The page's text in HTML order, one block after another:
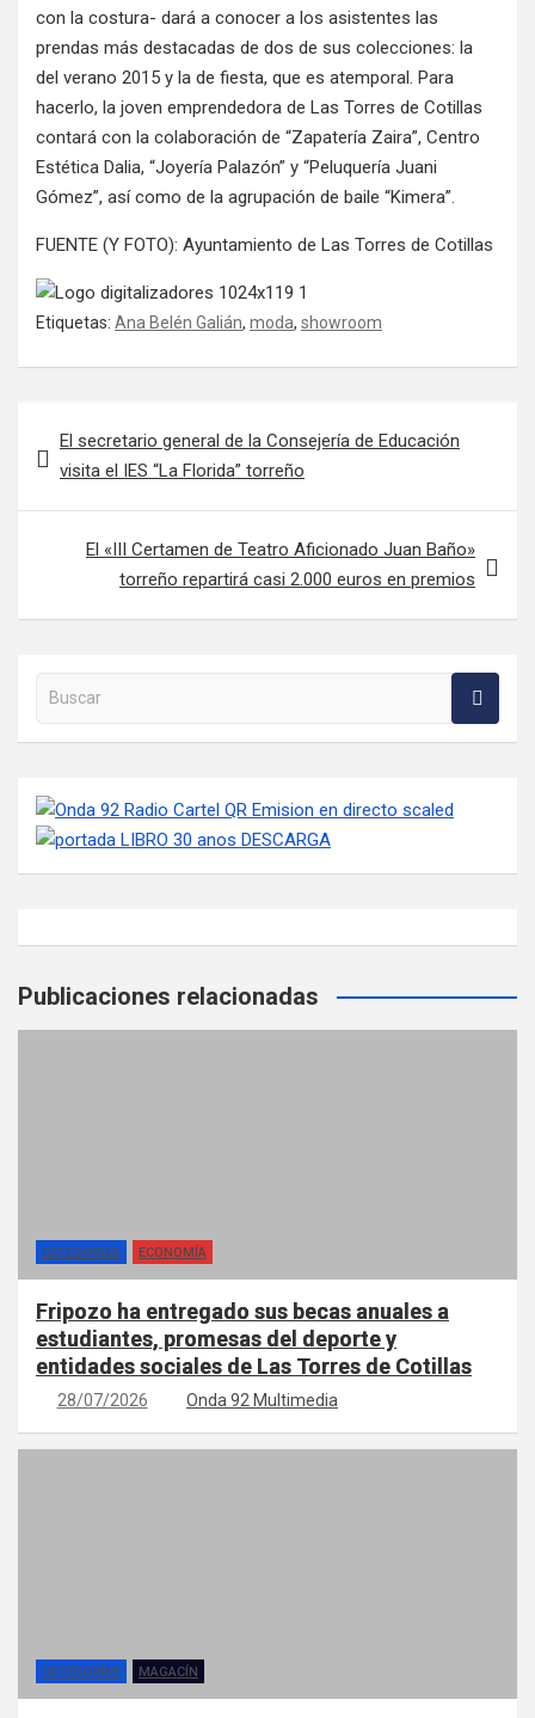
con la costura- dará a conocer a los asistentes las
prendas más destacadas de dos de sus colecciones: la
del verano 2015 y la de fiesta, que es atemporal. Para
hacerlo, la joven emprendedora de Las Torres de Cotillas
contará con la colaboración de “Zapatería Zaira”, Centro
Estética Dalia, “Joyería Palazón” y “Peluquería Juani
Gómez”, así como de la agrupación de baile “Kimera”.
FUENTE (Y FOTO): Ayuntamiento de Las Torres de Cotillas
Etiquetas: Ana Belén Galián, moda, showroom
El secretario general de la Consejería de Educación
visita el IES “La Florida” torreño
El «III Certamen de Teatro Aficionado Juan Baño»
torreño repartirá casi 2.000 euros en premios
Buscar en la web
Publicaciones relacionadas
CATEGORÍAS ECONOMÍA
Fripozo ha entregado sus becas anuales a
estudiantes, promesas del deporte y
entidades sociales de Las Torres de Cotillas
28/07/2026 Onda 92 Multimedia
CATEGORÍAS MAGACÍN